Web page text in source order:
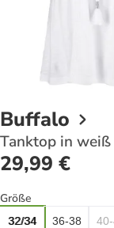
Buffalo
Tanktop in weiß
29,99 €
Größe
32/34 36-38